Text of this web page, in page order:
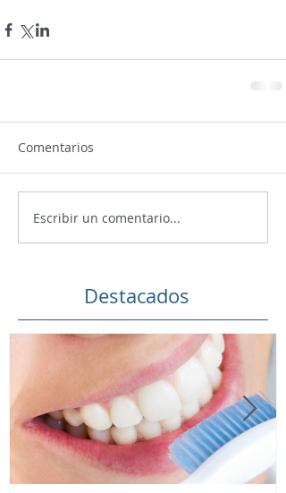
Comentarios
Escribir un comentario...
Destacados